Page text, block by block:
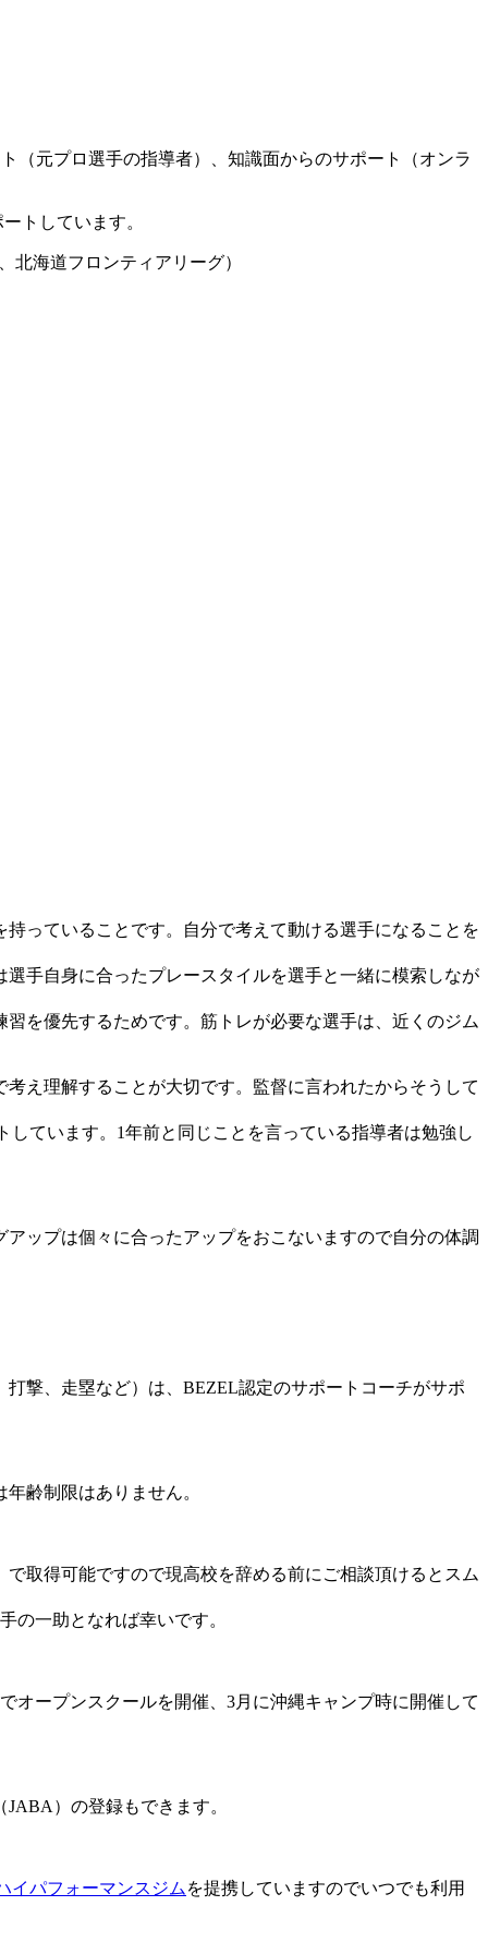
（元プロ選手の指導者）、知識面からのサポート（オンラ
トしています。
海道フロンティアリーグ）
っていることです。自分で考えて動ける選手になることを
手自身に合ったプレースタイルを選手と一緒に模索しなが
を優先するためです。筋トレが必要な選手は、近くのジム
え理解することが大切です。監督に言われたからそうして
ています。1年前と同じことを言っている指導者は勉強し
ップは個々に合ったアップをおこないますので自分の体調
撃、走塁など）は、BEZEL認定のサポートコーチがサポ
齢制限はありません。
で取得可能ですので現高校を辞める前にご相談頂けるとスム
の一助となれば幸いです。
オープンスクールを開催、3月に沖縄キャンプ時に開催して
）の登録もできます。
イパフォーマンスジム を提携していますのでいつでも利用